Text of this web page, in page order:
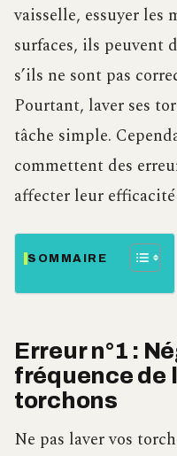
vaisselle, essuyer les
surfaces, ils peuvent
s’ils ne sont pas
Pourtant, laver ses
tâche simple.
commettent des
affecter leur
SOMMAIRE
Erreur n°1 :
fréquence de
torchons
Ne pas laver vos